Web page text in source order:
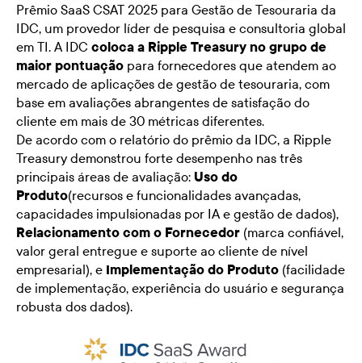
Prêmio SaaS CSAT 2025 para Gestão de Tesouraria da
IDC, um provedor líder de pesquisa e consultoria global
em TI. A IDC coloca a Ripple Treasury no grupo de
maior pontuação para fornecedores que atendem ao
mercado de aplicações de gestão de tesouraria, com
base em avaliações abrangentes de satisfação do
cliente em mais de 30 métricas diferentes.
De acordo com o relatório do prêmio da IDC, a Ripple
Treasury demonstrou forte desempenho nas três
principais áreas de avaliação: Uso do
Produto(recursos e funcionalidades avançadas,
capacidades impulsionadas por IA e gestão de dados),
Relacionamento com o Fornecedor (marca confiável,
valor geral entregue e suporte ao cliente de nível
empresarial), e Implementação do Produto (facilidade
de implementação, experiência do usuário e segurança
robusta dos dados).